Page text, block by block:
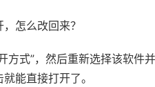
怎么改回来？
方式”，然后重新选择该软件
能直接打开了。